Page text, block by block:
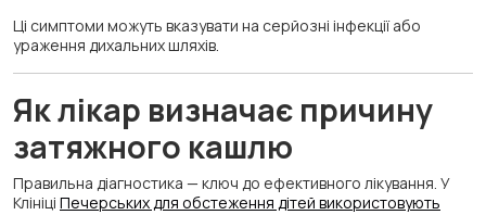
Ці симптоми можуть вказувати на серйозні інфекції або
ураження дихальних шляхів.
Як лікар визначає причину
затяжного кашлю
Правильна діагностика — ключ до ефективного лікування. У
Клініці Печерських для обстеження дітей використовують